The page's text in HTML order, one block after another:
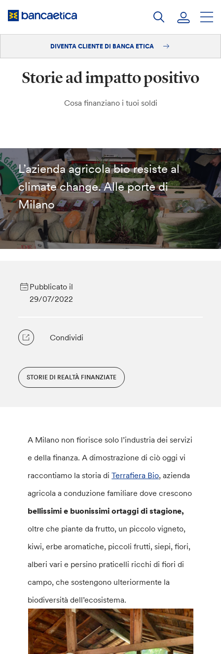
Diventa cliente
DIVENTA CLIENTE DI BANCA ETICA
Storie ad impatto positivo
Cosa finanziano i tuoi soldi
L’azienda agricola bio resiste al
climate change. Alle porte di
Milano
Pubblicato il
29/07/2022
Condividi
STORIE DI REALTÀ FINANZIATE
A Milano non fiorisce solo l’industria dei servizi
e della finanza. A dimostrazione di ciò oggi vi
raccontiamo la storia diTerrafiera Bio, azienda
agricola a conduzione familiare dove crescono
bellissimi e buonissimi ortaggi di stagione,
oltre che piante da frutto, un piccolo vigneto,
kiwi, erbe aromatiche, piccoli frutti, siepi, fiori,
alberi vari e persino praticelli ricchi di fiori di
campo, che sostengono ulteriormente la
biodiversità dell’ecosistema.